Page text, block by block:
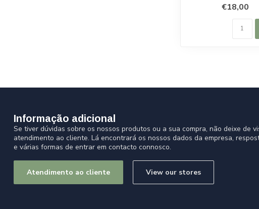
para limpeza
€18,00
Informação adicional
Se tiver dúvidas sobre os nossos produtos ou a sua compra, não deixe de
atendimento ao cliente. Lá encontrará os nossos dados da empresa,
e várias formas de entrar em contacto connosco.
Atendimento ao cliente View our stores